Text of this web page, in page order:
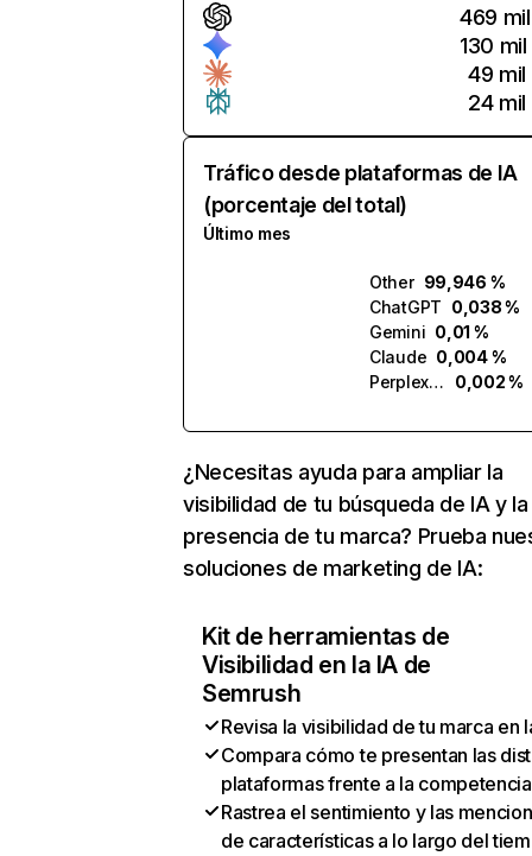
469 mil
130 mil
49 mil
24 mil
Tráfico desde plataformas de IA
(porcentaje del total)
Último mes
Other 99,946 %
ChatGPT 0,038 %
Gemini 0,01 %
Claude 0,004 %
Perplexity
0,002 %
¿Necesitas ayuda para ampliar la
visibilidad de tu búsqueda de IA y la
presencia de tu marca? Prueba
soluciones de marketing de IA:
Kit de herramientas de
Visibilidad en la IA de
Semrush
Revisa la visibilidad de tu marca en
Compara cómo te presentan las
plataformas frente a la competencia
Rastrea el sentimiento y las
de características a lo largo del